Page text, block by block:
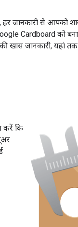
हर जानकारी से आपको
Cardboard को
खास जानकारी, यहां
करें कि